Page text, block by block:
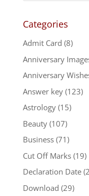
Categories
Admit Card (8)
Anniversary
Anniversary
Answer key(123)
Astrology(15)
Beauty(107)
Business(71)
Cut Off Marks(19)
Declaration Date
Download (29)